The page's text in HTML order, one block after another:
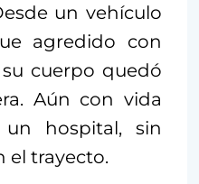
un vehículo
agredido con
cuerpo quedó
Aún con vida
hospital, sin
el trayecto.